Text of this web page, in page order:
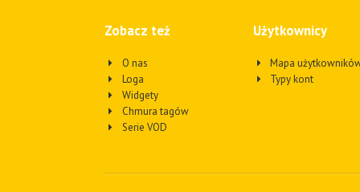
Zobacz też
O nas
Loga
Widgety
Chmura tagów
Serie VOD
Użytkownicy
Mapa
Typy kont